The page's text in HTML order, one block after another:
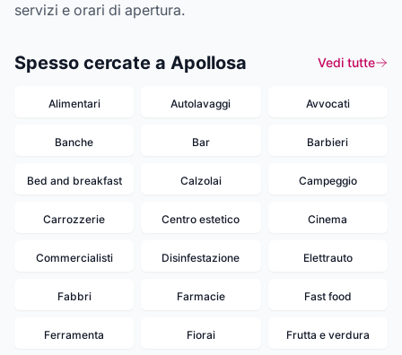
servizi e orari di apertura.
Spesso cercate a Apollosa Vedi tutte
Alimentari Autolavaggi Avvocati
Banche Bar Barbieri
Bed and breakfast Calzolai Campeggio
Carrozzerie Centro estetico Cinema
Commercialisti Disinfestazione Elettrauto
Fabbri Farmacie Fast food
Ferramenta Fiorai Frutta e verdura